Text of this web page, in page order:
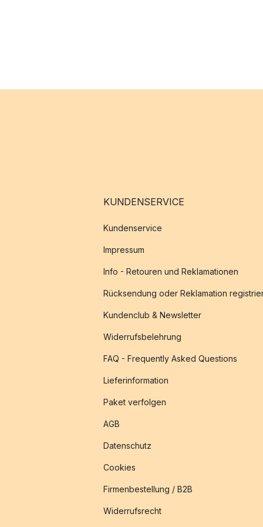
KUNDENSERVICE
Kundenservice
Impressum
Info - Retouren und Reklamationen
Rücksendung oder Reklamation
Kundenclub & Newsletter
Widerrufsbelehrung
FAQ - Frequently Asked Questions
Lieferinformation
Paket verfolgen
AGB
Datenschutz
Cookies
Firmenbestellung / B2B
Widerrufsrecht